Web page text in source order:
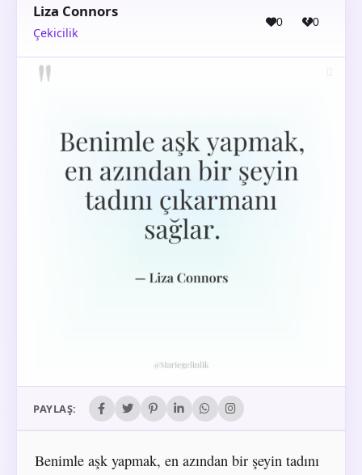
Liza Connors
Çekicilik
0 0
PAYLAŞ:
Benimle aşk yapmak, en azından bir şeyin tadını